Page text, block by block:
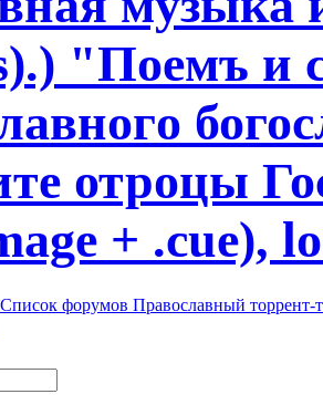
"Поемъ и
​о
отроцы
+ .cue),
Список форумов Православный торрент-